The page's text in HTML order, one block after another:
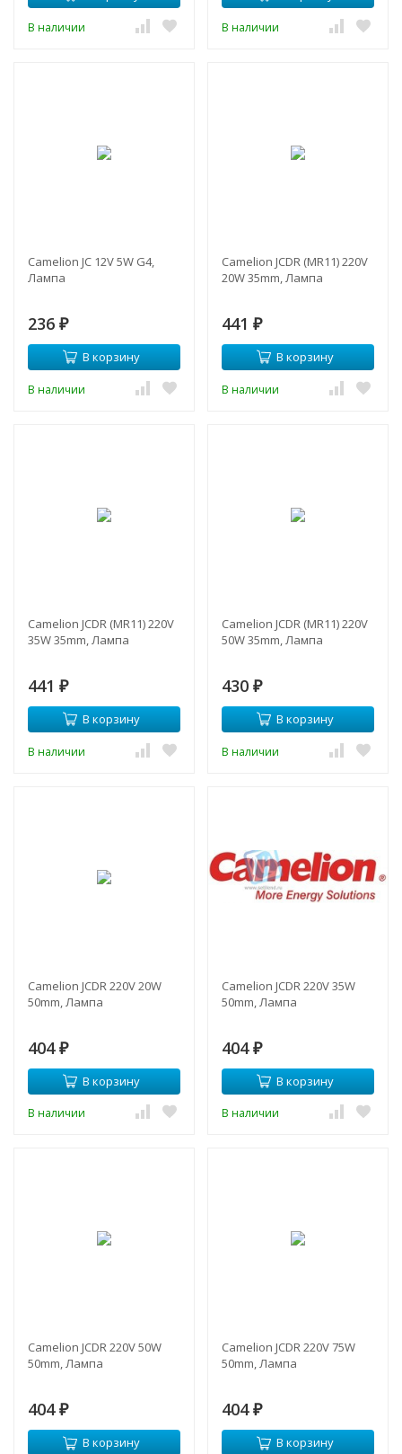
В наличии В наличии
Camelion JC 12V 5W G4,
Лампа
236 ₽
В корзину
В наличии
Camelion JCDR (MR11) 220V
20W 35mm, Лампа
441 ₽
В корзину
В наличии
Camelion JCDR (MR11) 220V
35W 35mm, Лампа
441 ₽
В корзину
В наличии
Camelion JCDR (MR11) 220V
50W 35mm, Лампа
430 ₽
В корзину
В наличии
Camelion JCDR 220V 20W
50mm, Лампа
404 ₽
В корзину
В наличии
Camelion JCDR 220V 35W
50mm, Лампа
404 ₽
В корзину
В наличии
Camelion JCDR 220V 50W
50mm, Лампа
404 ₽
В корзину
Camelion JCDR 220V 75W
50mm, Лампа
404 ₽
В корзину